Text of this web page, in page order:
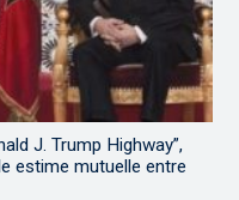
J. Trump Highway”,
estime mutuelle entre